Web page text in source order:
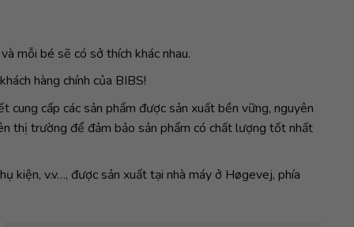
mỗi bé sẽ có sở thích khác nhau.
hàng chính của BIBS!
cấp các sản phẩm được sản xuất bền vững, nguyên
thị trường để đảm bảo sản phẩm có chất lượng tốt nhất
kiện, v.v…, được sản xuất tại nhà máy ở Høgevej, phía